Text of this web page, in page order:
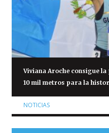
Viviana Aroche consigue la
10 mil metros para la
NOTICIAS